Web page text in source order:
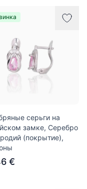
серьги на
замке, Серебро
(покрытие),
€